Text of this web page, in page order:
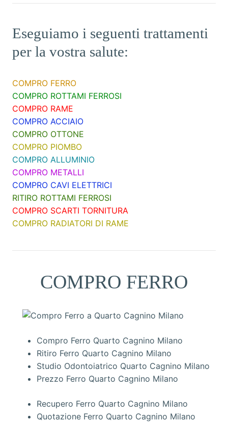
Eseguiamo i seguenti trattamenti
per la vostra salute:
COMPRO FERRO
COMPRO ROTTAMI FERROSI
COMPRO RAME
COMPRO ACCIAIO
COMPRO OTTONE
COMPRO PIOMBO
COMPRO ALLUMINIO
COMPRO METALLI
COMPRO CAVI ELETTRICI
RITIRO ROTTAMI FERROSI
COMPRO SCARTI TORNITURA
COMPRO RADIATORI DI RAME
COMPRO FERRO
Compro Ferro Quarto Cagnino Milano
Ritiro Ferro Quarto Cagnino Milano
Studio Odontoiatrico Quarto Cagnino Milano
Prezzo Ferro Quarto Cagnino Milano
Recupero Ferro Quarto Cagnino Milano
Quotazione Ferro Quarto Cagnino Milano